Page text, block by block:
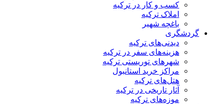
کسب و کار در ترکیه
املاک ترکیه
باغچه شهیر
دیدنی‌های ترکیه
هزینه‌های سفر در ترکیه
شهرهای توریستی ترکیه
مراکز خرید استانبول
هتل‌های ترکیه
آثار تاریخی در ترکیه
موزه‌های ترکیه